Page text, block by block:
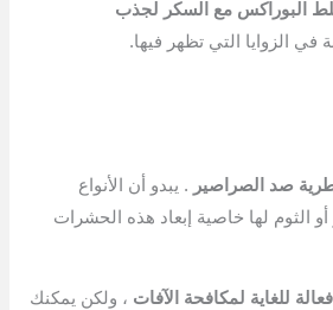
البوراكس مع السكر لجذب
في الزوايا التي تظهر فيها.
صد الصراصير . يبدو أن الأنواع
أو الثوم لها خاصية إبعاد هذه الحشرات
للغاية لمكافحة الآفات ، ولكن يمكنك